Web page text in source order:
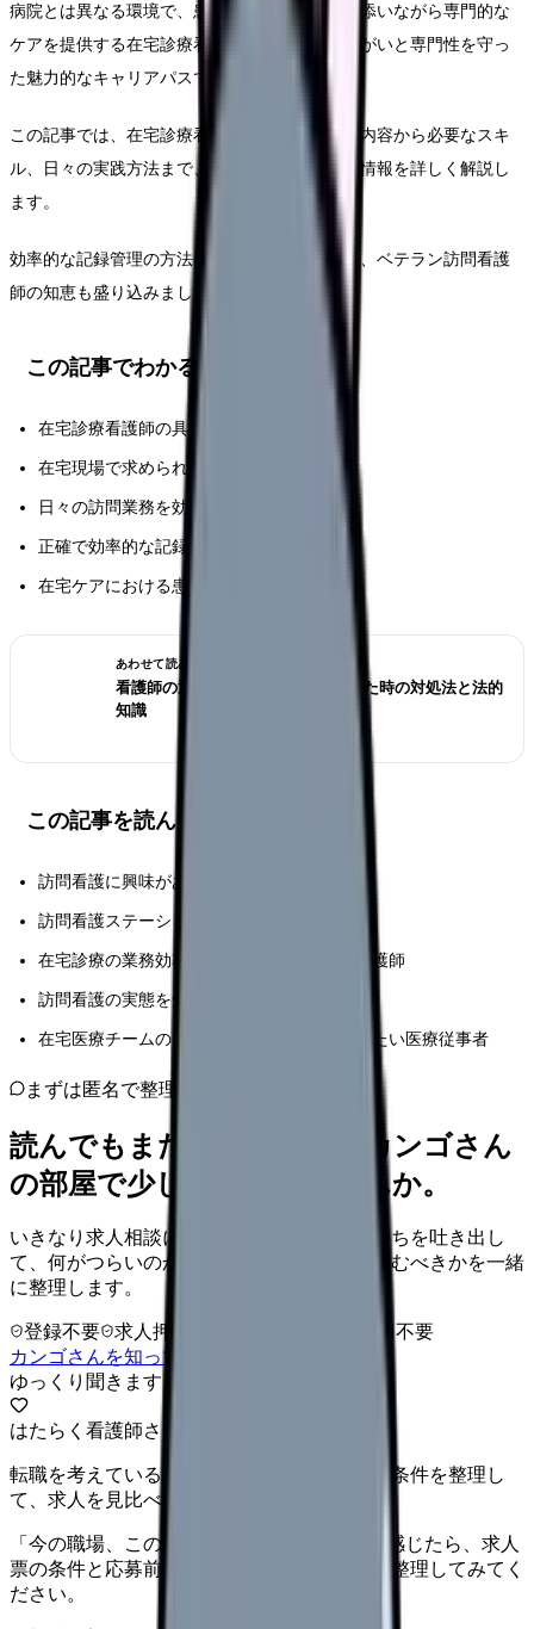
病院とは異なる環境で、患者さんの生活に寄り添いながら専門的な
ケアを提供する在宅診療看護師の仕事は、やりがいと専門性を守っ
た魅力的なキャリアパスです。
この記事では、在宅診療看護師の具体的な業務内容から必要なスキ
ル、日々の実践方法まで、現場で即活用できる情報を詳しく解説し
ます。
効率的な記録管理の方法や患者対応のコツなど、ベテラン訪問看護
師の知恵も盛り込みました。
この記事でわかること
在宅診療看護師の具体的な業務内容と特徴
在宅現場で求められる専門スキルと心構え
日々の訪問業務を効率化する実践的な方法
正確で効率的な記録管理のテクニック
在宅ケアにおける患者・家族対応の秘訣
あわせて読みたい
看護師の退職交渉術｜引き止められた時の対処法と法的
知識
この記事を読んでほしい人
訪問看護に興味がある病院勤務の看護師
訪問看護ステーションへの転職を検討中の方
在宅診療の業務効率化を図りたい現役訪問看護師
訪問看護の実態を知りたい看護学生
在宅医療チームの多様として連携方法を学びたい医療従事者
まずは匿名で整理
読んでもまだ苦しいなら、カンゴさん
の部屋で少し話してみませんか。
いきなり求人相談には進みません。今の気持ちを吐き出し
て、何がつらいのか、辞めるべきか、少し休むべきかを一緒
に整理します。
登録不要 求人押し売りなし
病院名は入力不要
カンゴさんを知ってから相談する
ゆっくり聞きます
はたらく看護師さん 求人
転職を考えている看護師さんへ。まずは希望条件を整理し
て、求人を見比べられます。
「今の職場、このままでいいのかな...」そう感じたら、求人
票の条件と応募前に確認したい不安を分けて整理してみてく
ださい。